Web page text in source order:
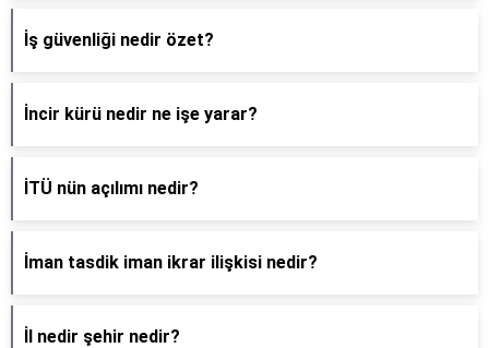
İş güvenliği nedir özet?
İncir kürü nedir ne işe yarar?
İTÜ nün açılımı nedir?
İman tasdik iman ikrar ilişkisi nedir?
İl nedir şehir nedir?